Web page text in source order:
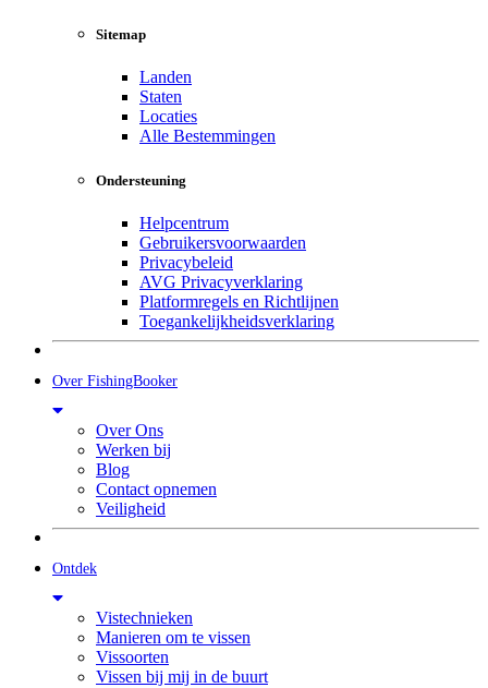
Sitemap
Landen
Staten
Locaties
Alle Bestemmingen
Ondersteuning
Helpcentrum
Gebruikersvoorwaarden
Privacybeleid
AVG Privacyverklaring
Platformregels en Richtlijnen
Toegankelijkheidsverklaring
Over FishingBooker
Over Ons
Werken bij
Blog
Contact opnemen
Veiligheid
Ontdek
Vistechnieken
Manieren om te vissen
Vissoorten
Vissen bij mij in de buurt